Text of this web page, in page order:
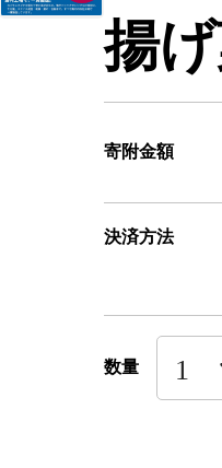
揚
寄附金額
決済方法
数量